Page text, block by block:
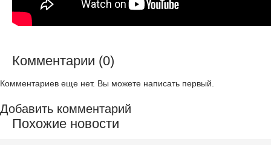
Комментарии (0)
Комментариев еще нет. Вы можете написать первый.
Добавить комментарий
Похожие новости